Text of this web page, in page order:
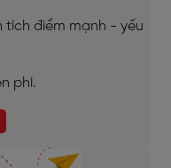
tích điểm mạnh - yếu
phí.